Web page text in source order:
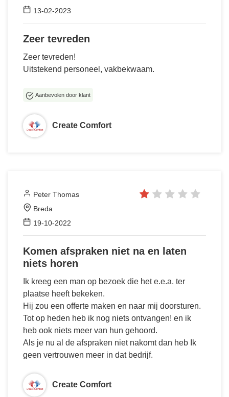
13-02-2023
Zeer tevreden
Zeer tevreden!
Uitstekend personeel, vakbekwaam.
Create Comfort
Aanbevolen door klant
Peter Thomas
Breda
19-10-2022
Komen afspraken niet na en laten
niets horen
Ik kreeg een man op bezoek die het e.e.a. ter
plaatse heeft bekeken.
Hij zou een offerte maken en naar mij doorsturen.
Tot op heden heb ik nog niets ontvangen! en ik
heb ook niets meer van hun gehoord.
Als je nu al de afspraken niet nakomt dan heb Ik
geen vertrouwen meer in dat bedrijf.
Create Comfort